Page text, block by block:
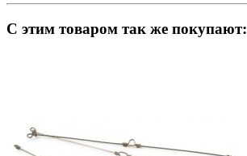
C этим товаром так же покупают: